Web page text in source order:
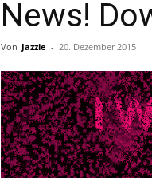
News!
Von Jazzie - 20. Dezember 2015